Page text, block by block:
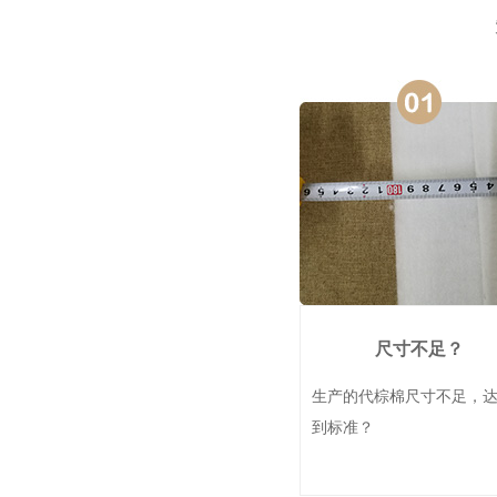
尺寸不足？
生产的代棕棉尺寸不足，
到标准？